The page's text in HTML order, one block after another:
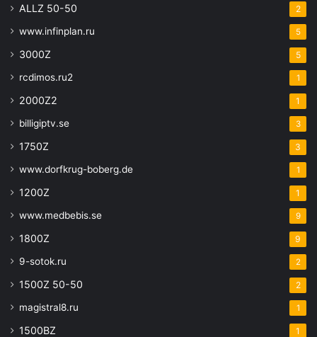
ALLZ 50-50 2
www.infinplan.ru 5
3000Z 5
rcdimos.ru2 1
2000Z2 1
billigiptv.se 3
1750Z 3
www.dorfkrug-boberg.de 1
1200Z 1
www.medbebis.se 9
1800Z 9
9-sotok.ru 2
1500Z 50-50 2
magistral8.ru 1
1500BZ 1